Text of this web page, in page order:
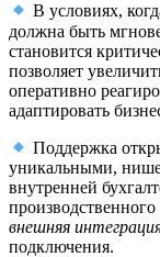
В условиях,
должна быть
становится
позволяет
оперативно
адаптировать
Поддержка
уникальными,
внутренней
внешняя
подключения.